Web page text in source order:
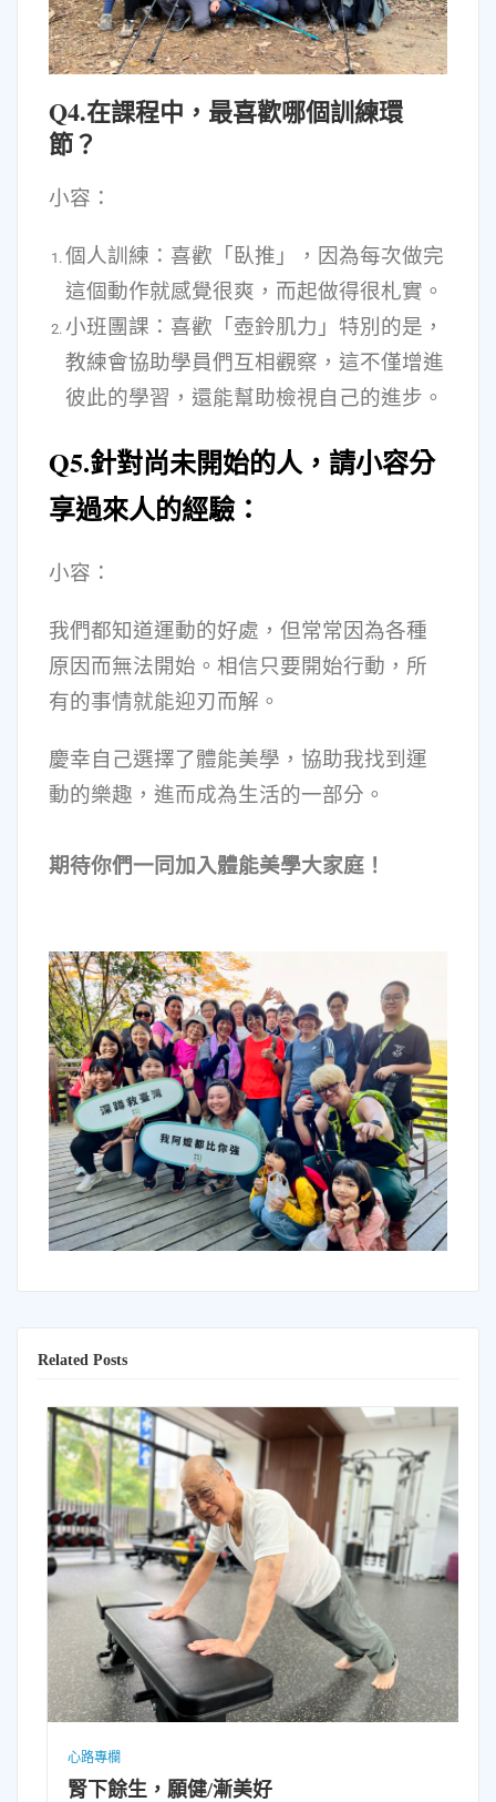
Q4.在課程中，最喜歡哪個訓練環
節？
小容：
個人訓練：喜歡「臥推」，因為每次做完
這個動作就感覺很爽，而起做得很札實。
小班團課：喜歡「壺鈴肌力」特別的是，
教練會協助學員們互相觀察，這不僅增進
彼此的學習，還能幫助檢視自己的進步。
Q5.針對尚未開始的人，請小容分
享過來人的經驗：
小容：
我們都知道運動的好處，但常常因為各種
原因而無法開始。相信只要開始行動，所
有的事情就能迎刃而解。
慶幸自己選擇了體能美學，協助我找到運
動的樂趣，進而成為生活的一部分。
期待你們一同加入體能美學大家庭！
Related Posts
心路專欄
腎下餘生，願健/漸美好